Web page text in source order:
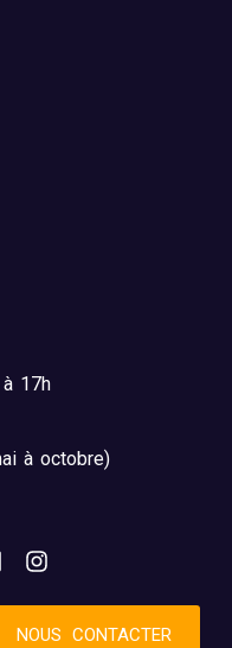
17h
à octobre)
NOUS CONTACTER